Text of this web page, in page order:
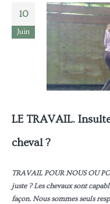
10
Juin
LE TRAVAIL.
cheval ?
TRAVAIL POUR NOUS OU
juste ? Les chevaux sont
façon. Nous sommes seuls